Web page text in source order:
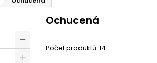
Ochucená
Počet produktů: 14